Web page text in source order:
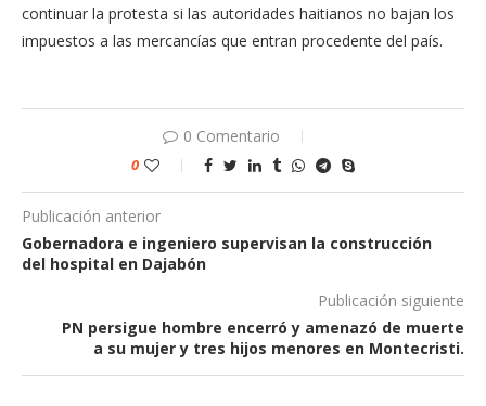
continuar la protesta si las autoridades haitianos no bajan los
impuestos a las mercancías que entran procedente del país.
0 Comentario
0
Publicación anterior
Gobernadora e ingeniero supervisan la construcción
del hospital en Dajabón
Publicación siguiente
PN persigue hombre encerró y amenazó de muerte
a su mujer y tres hijos menores en Montecristi.